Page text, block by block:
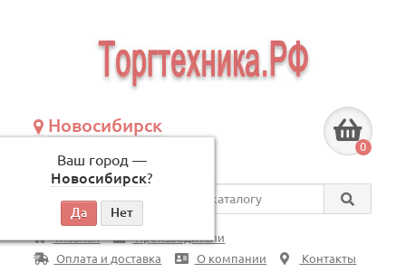
Новосибирск
Ваш город —
Новосибирск?
по будням, с 09:00 до 18:00
0
Везде
Главная
Производители
Оплата и доставка
О компании Контакты